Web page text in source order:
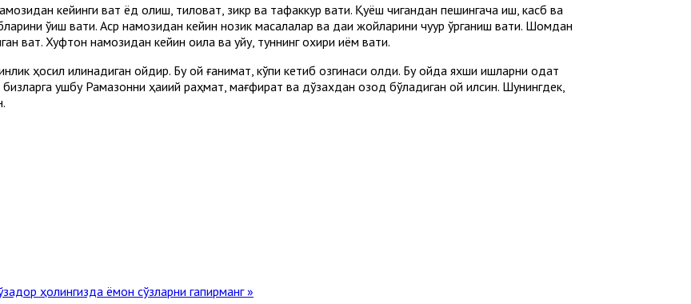
кейинги вақт ёд олиш, тиловат, зикр ва тафаккур вақти. Қуёш чиқгандан пешингача иш, касб ва
ўқиш вақти. Аср намозидан кейин нозик масалалар ва дақиқ жойларини чуқур ўрганиш вақти. Шомдан
вақт. Хуфтон намозидан кейин оила ва уйқу, туннинг охири қиём вақти.
ҳосил қилинадиган ойдир. Бу ой ғанимат, кўпи кетиб озгинаси қолди. Бу ойда яхши ишларни одат
ушбу Рамазонни ҳақиқий раҳмат, мағфират ва дўзаxдан озод бўладиган ой қилсин. Шунингдек,
ҳолингизда ёмон сўзларни гапирманг »